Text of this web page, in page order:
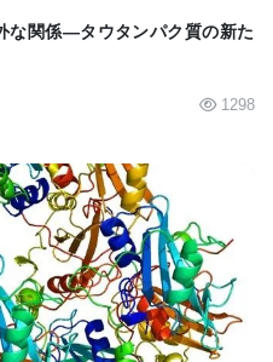
設備が調査を可能にし
、マイクロバイオーム
、腸と脳がどのように
一度に少数の動物しか研
りました 。
微生物のグリコーゲン
理解するため、チーム
な関係—タウタンパク質の新た
1298
JP